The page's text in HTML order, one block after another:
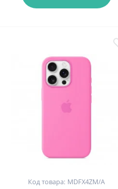
Код товара: MDFX4ZM/A